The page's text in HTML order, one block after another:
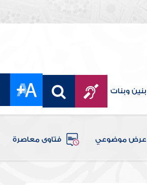
بنين وبنات
عرض موضوعي فتاوى معاصرة